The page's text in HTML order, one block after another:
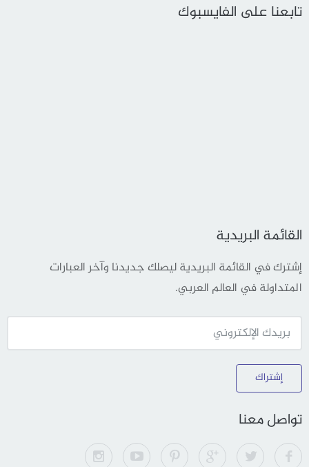
تابعنا على الفايسبوك
القائمة البريدية
إشترك في القائمة البريدية ليصلك جديدنا وآخر العبارات
المتداولة في العالم العربي.
إشتراك
تواصل معنا